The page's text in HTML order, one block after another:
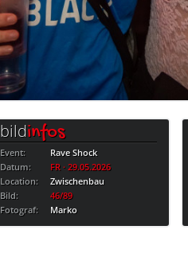
bildinfos
Event:
Rave Shock
Datum:
FR · 29.05.2026
Location:
Zwischenbau
Bild:
46/89
Fotograf:
Marko